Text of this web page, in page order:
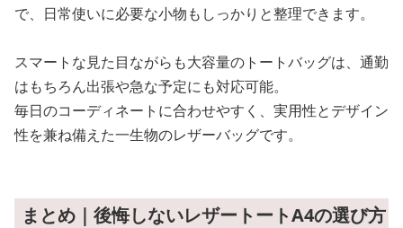
で、日常使いに必要な小物もしっかりと整理できます。
スマートな見た目ながらも大容量のトートバッグは、通勤
はもちろん出張や急な予定にも対応可能。
毎日のコーディネートに合わせやすく、実用性とデザイン
性を兼ね備えた一生物のレザーバッグです。
まとめ｜後悔しないレザートートA4の選び方